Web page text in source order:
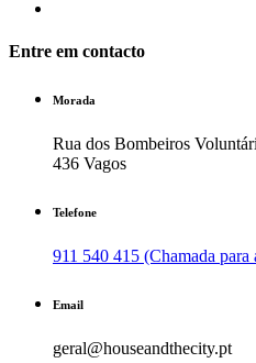
Entre em contacto
Morada
Rua dos Bombeiros
436 Vagos
Telefone
911 540 415 (Chamada
Email
geral@houseandthecity.pt